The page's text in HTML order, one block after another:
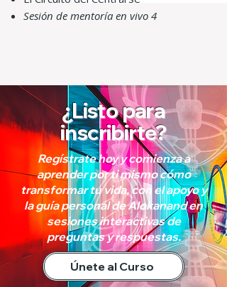
Sesión de mentoría en vivo 4
¿Listo para
inscribirte?
Regístrate hoy y comienza a
aprender por ti mismo cómo
transformar tu vida, con el apoyo y
la guía personal de Alokanand en
sesiones interactivas de
preguntas y respuestas.
Únete al Curso